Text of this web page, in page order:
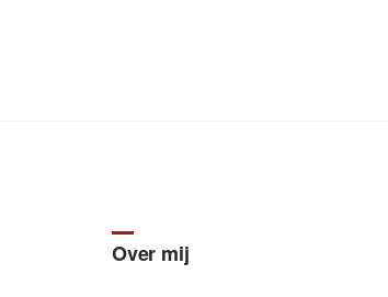
Over mij